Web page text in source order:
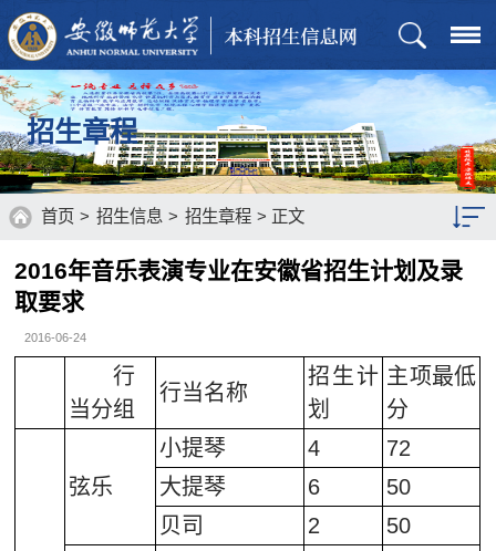
招生章程
首页 > 招生信息 > 招生章程 > 正文
招生章程
招生政策
2016年音乐表演专业在安徽省招生计划及录
取要求
2016-06-24
行
当分组
行当名称
招生计
划
主项最低
分
弦乐
小提琴 4
72
大提琴
6
50
贝司
2 50